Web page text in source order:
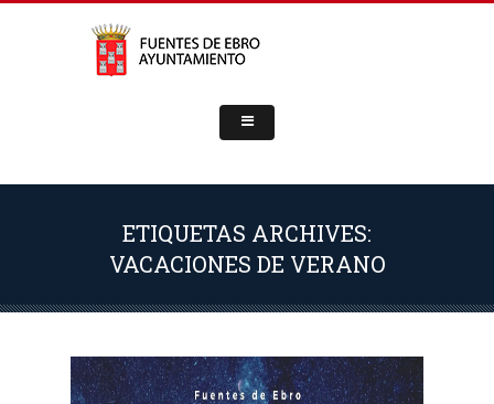
ETIQUETAS ARCHIVES:
VACACIONES DE VERANO